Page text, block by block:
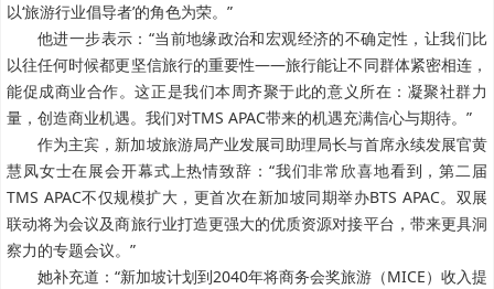
以‘旅游行业倡导者’的角色为荣。”
他进一步表示：“当前地缘政治和宏观经济的不确定性，让我们比
以往任何时候都更坚信旅行的重要性——旅行能让不同群体紧密相连，
能促成商业合作。这正是我们本周齐聚于此的意义所在：凝聚社群力
量，创造商业机遇。我们对TMS APAC带来的机遇充满信心与期待。”
作为主宾，新加坡旅游局产业发展司助理局长与首席永续发展官黄
慧凤女士在展会开幕式上热情致辞：“我们非常欣喜地看到，第二届
TMS APAC不仅规模扩大，更首次在新加坡同期举办BTS APAC。双展
联动将为会议及商旅行业打造更强大的优质资源对接平台，带来更具洞
察力的专题会议。”
她补充道：“新加坡计划到2040年将商务会奖旅游（MICE）收入提